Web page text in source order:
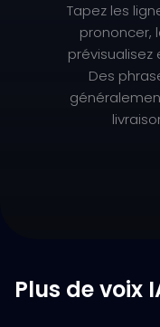
Tapez les
prononcer,
Des
Plus de voix